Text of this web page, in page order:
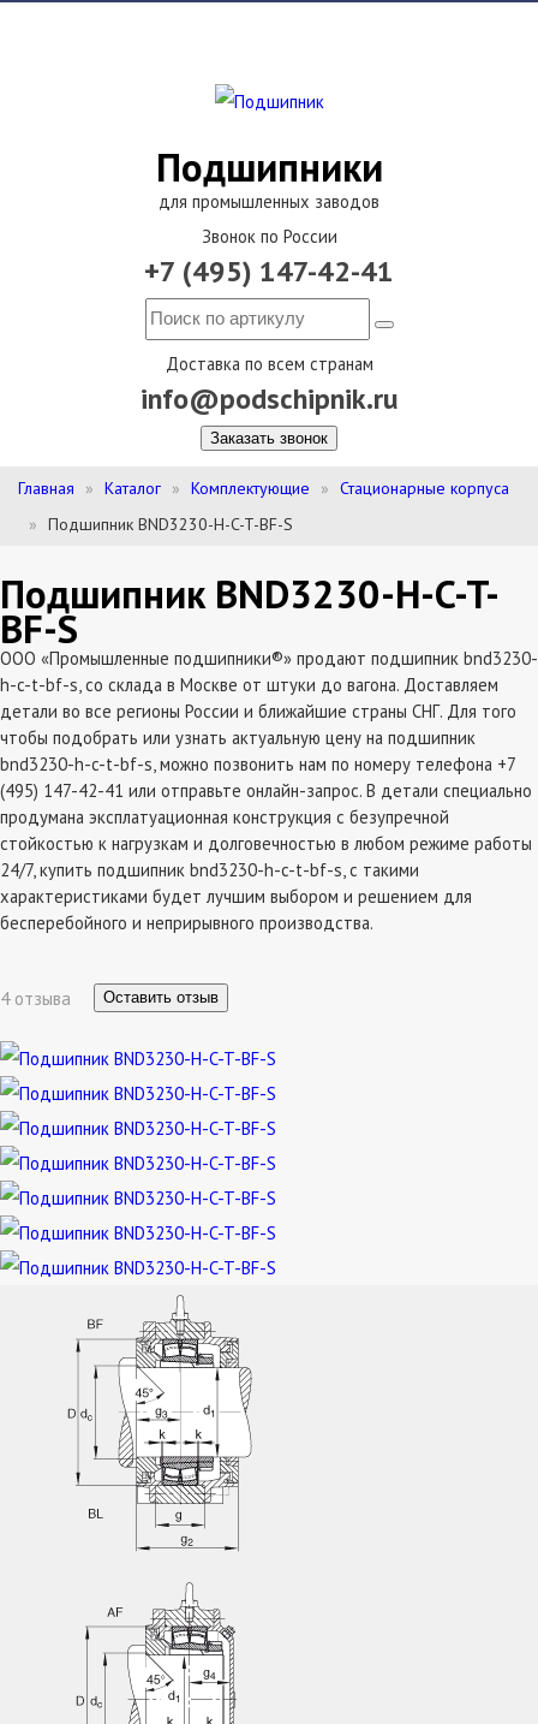
Подшипники
для промышленных заводов
Звонок по России
+7 (495) 147-42-41
Доставка по всем странам
info@podschipnik.ru
Заказать звонок
Главная Каталог Комплектующие
Стационарные корпуса
Подшипник BND3230-H-C-T-BF-S
Подшипник BND3230-H-C-T-
BF-S
ООО «Промышленные подшипники®» продают подшипник bnd3230-
h-c-t-bf-s, со склада в Москве от штуки до вагона. Доставляем
детали во все регионы России и ближайшие страны СНГ. Для того
чтобы подобрать или узнать актуальную цену на подшипник
bnd3230-h-c-t-bf-s, можно позвонить нам по номеру телефона +7
(495) 147-42-41 или отправьте онлайн-запрос. В детали специально
продумана эксплатуационная конструкция с безупречной
стойкостью к нагрузкам и долговечностью в любом режиме работы
24/7, купить подшипник bnd3230-h-c-t-bf-s, с такими
характеристиками будет лучшим выбором и решением для
бесперебойного и неприрывного производства.
4 отзыва Оставить отзыв